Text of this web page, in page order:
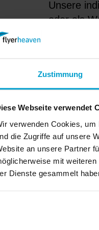
Zustimmung
Webseite verwendet
verwenden Cookies,
die Zugriffe auf unsere
an unsere Partner
mit
Dienste gesammelt
Unsere
oder als
Auftritt
Bei
einer
Deinem
perfekte